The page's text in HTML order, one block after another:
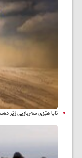
ئایا هێزی سەربازیی ژێر